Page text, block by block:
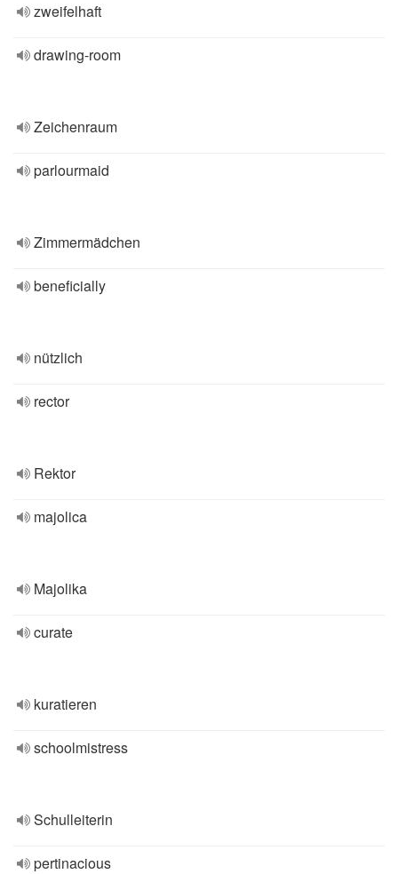
zweifelhaft
drawing-room
Zeichenraum
parlourmaid
Zimmermädchen
beneficially
nützlich
rector
Rektor
majolica
Majolika
curate
kuratieren
schoolmistress
Schulleiterin
pertinacious